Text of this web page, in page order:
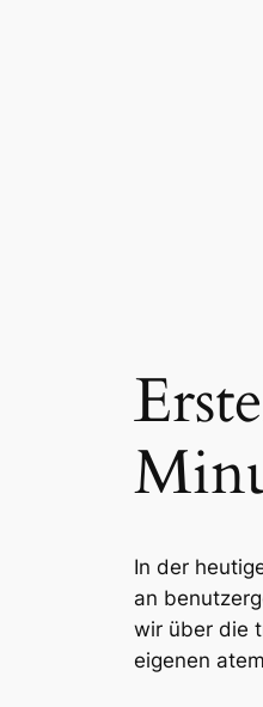
In der
an
wir über die
eigenen